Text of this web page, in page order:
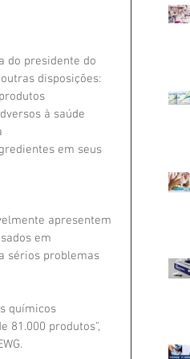
do presidente do
disposições:
à saúde
em seus
apresentem
​​em
sérios problemas
químicos
81.000 produtos",